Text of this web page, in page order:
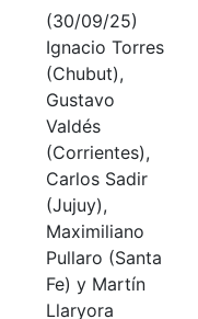
(30/09/25)
Ignacio Torres
(Chubut),
Gustavo
Valdés
(Corrientes),
Carlos Sadir
(Jujuy),
Maximiliano
Pullaro (Santa
Fe) y Martín
Llaryora